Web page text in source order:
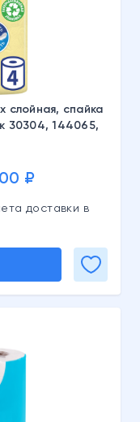
слойная, спайка
30304, 144065,
₽
доставки в